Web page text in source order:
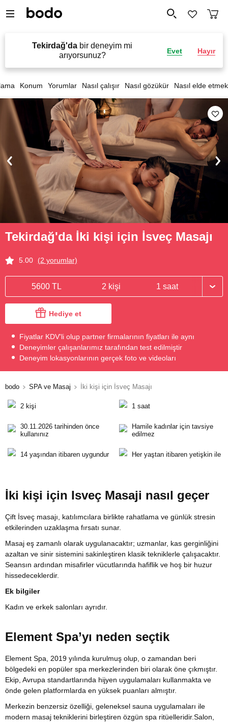
Tekirdağ'da bir deneyim mi
arıyorsunuz?
Evet Hayır
Konum Yorumlar Nasıl çalışır Nasıl gözükür Nasıl elde etmek
Tekirdağ'da İki kişi için İsveç Masajı
5.00 (2 yorumlar)
5600 TL 2 kişi 1 saat
Hediye et
Fiyatlar KDV'li olup partner firmalarının fiyatları ile aynı
Deneyimler çalışanlarımız tarafından test edilmiştir
Deneyim lokasyonlarının gerçek foto ve videoları
bodo SPA ve Masaj İki kişi için İsveç Masajı
2 kişi 1 saat
30.11.2026 tarihinden önce
kullanınız
Hamile kadınlar için tavsiye
edilmez
14 yaşından itibaren uygundur Her yaştan itibaren yetişkin ile
İki kişi için Isveç Masaji nasıl geçer
Çift İsveç masajı, katılımcılara birlikte rahatlama ve günlük stresin
etkilerinden uzaklaşma fırsatı sunar.
Masaj eş zamanlı olarak uygulanacaktır; uzmanlar, kas gerginliğini
azaltan ve sinir sistemini sakinleştiren klasik tekniklerle çalışacaktır.
Seansın ardından misafirler vücutlarında hafiflik ve hoş bir huzur
hissedeceklerdir.
Ek bilgiler
Kadın ve erkek salonları ayrıdır.
Element Spa’yı neden seçtik
Element Spa, 2019 yılında kurulmuş olup, o zamandan beri
bölgedeki en popüler spa merkezlerinden biri olarak öne çıkmıştır.
Ekip, Avrupa standartlarında hijyen uygulamaları kullanmakta ve
önde gelen platformlarda en yüksek puanları almıştır.
Merkezin benzersiz özelliği, geleneksel sauna uygulamaları ile
modern masaj tekniklerini birleştiren özgün spa ritüelleridir.Salon,